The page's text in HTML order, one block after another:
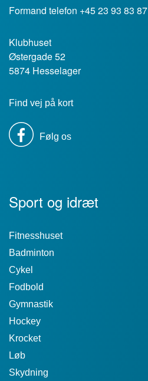
Formand telefon +45 23 93 83 87
Klubhuset
Østergade 52
5874 Hesselager
Find vej på kort
Følg os
Sport og idræt
Fitnesshuset
Badminton
Cykel
Fodbold
Gymnastik
Hockey
Krocket
Løb
Skydning